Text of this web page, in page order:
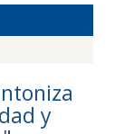
y